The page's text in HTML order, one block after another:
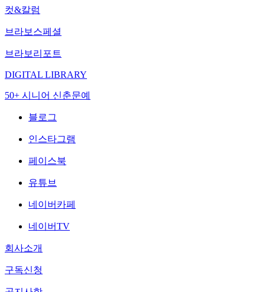
컷&칼럼
브라보스페셜
브라보리포트
DIGITAL LIBRARY
50+ 시니어 신춘문예
블로그
인스타그램
페이스북
유튜브
네이버카페
네이버TV
회사소개
구독신청